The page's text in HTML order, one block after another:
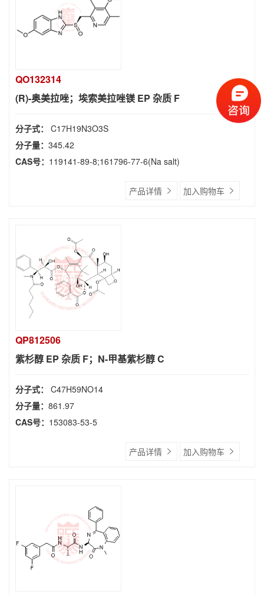
QO132314
(R)-奥美拉唑；埃索美拉唑镁 EP 杂质 F
分子式： C17H19N3O3S
分子量： 345.42
CAS号： 119141-89-8;161796-77-6(Na salt)
产品详情 加入购物车
QP812506
紫杉醇 EP 杂质 F；N-甲基紫杉醇 C
分子式： C47H59NO14
分子量： 861.97
CAS号： 153083-53-5
产品详情 加入购物车